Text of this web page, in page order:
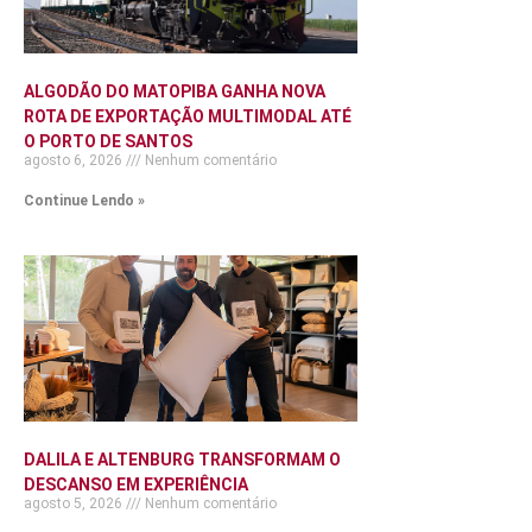
ALGODÃO DO MATOPIBA GANHA NOVA
ROTA DE EXPORTAÇÃO MULTIMODAL ATÉ
O PORTO DE SANTOS
agosto 6, 2026 Nenhum comentário
Continue Lendo »
DALILA E ALTENBURG TRANSFORMAM O
DESCANSO EM EXPERIÊNCIA
agosto 5, 2026 Nenhum comentário